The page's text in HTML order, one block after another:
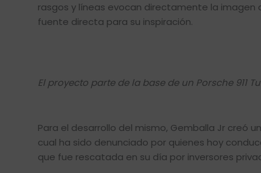
rasgos y líneas evocan directamente la imagen
fuente directa para su inspiración.
El proyecto parte de la base de un Porsche 911
Para el desarrollo del mismo, Gemballa Jr creó
cual ha sido denunciado por quienes hoy
que fue rescatada en su día por inversores